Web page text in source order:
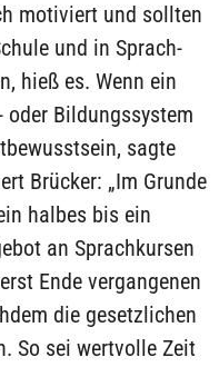
motiviert und sollten
und in Sprach-
hieß es. Wenn ein
oder Bildungssystem
sagte
Brücker: „Im Grunde
halbes bis ein
an Sprachkursen
Ende vergangenen
die gesetzlichen
So sei wertvolle Zeit